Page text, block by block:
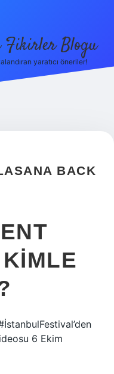
Fikirler Blogu
yaratıcı öneriler!
BACK
6 Ekim